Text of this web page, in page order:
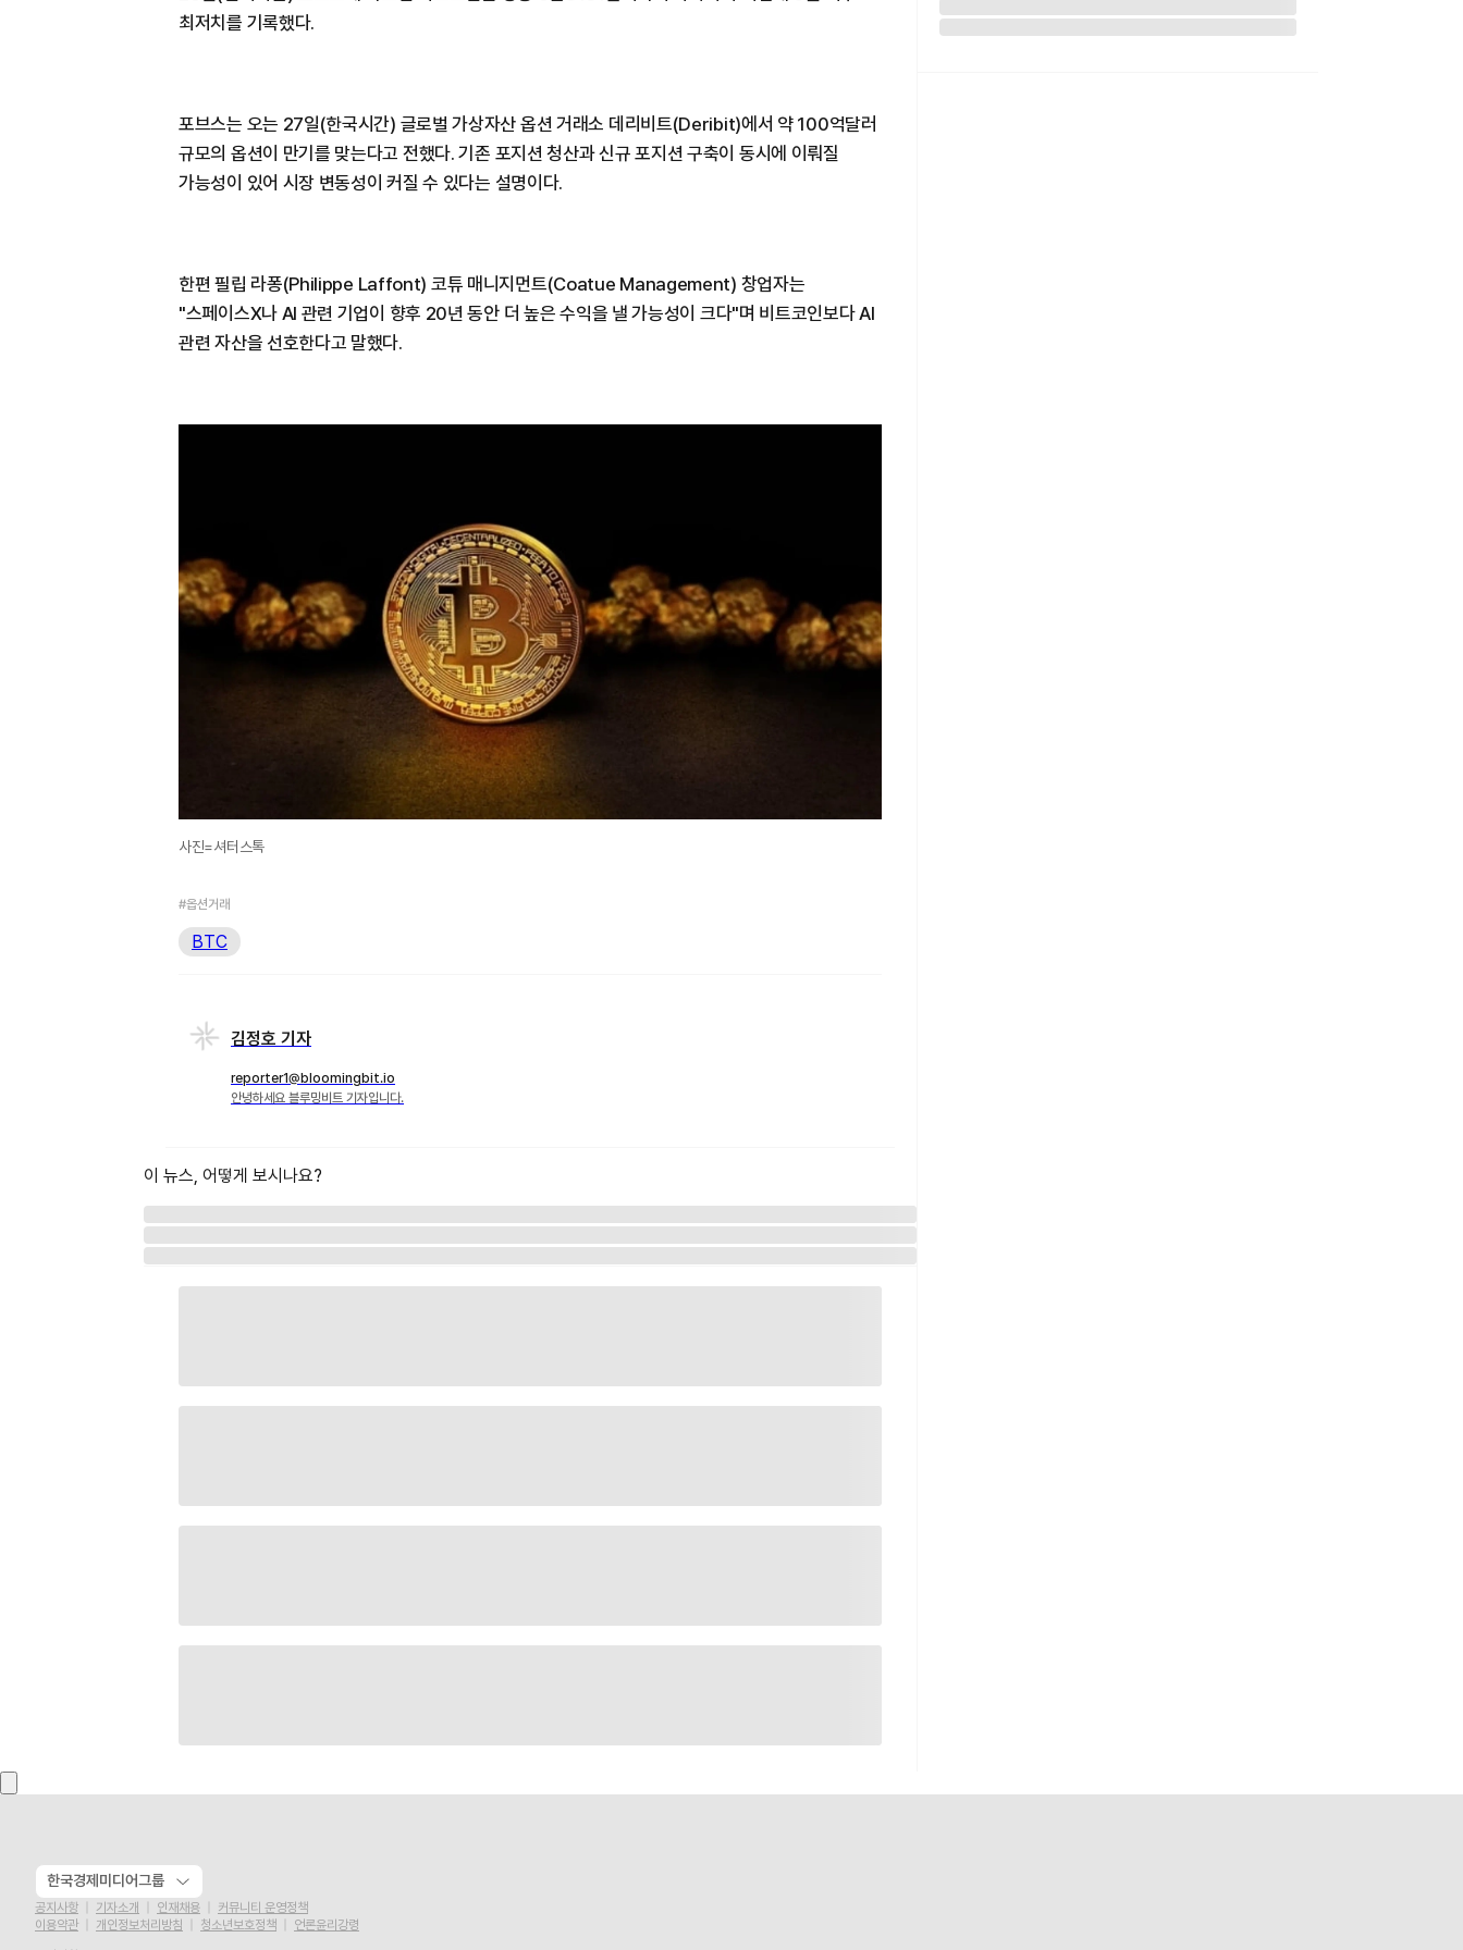
최저치를 기록했다.
포브스는 오는 27일(한국시간) 글로벌 가상자산 옵션 거래소 데리비트(Deribit)에서 약 100억달러
규모의 옵션이 만기를 맞는다고 전했다. 기존 포지션 청산과 신규 포지션 구축이 동시에 이뤄질
가능성이 있어 시장 변동성이 커질 수 있다는 설명이다.
한편 필립 라퐁(Philippe Laffont) 코튜 매니지먼트(Coatue Management) 창업자는
"스페이스X나 AI 관련 기업이 향후 20년 동안 더 높은 수익을 낼 가능성이 크다"며 비트코인보다 AI
관련 자산을 선호한다고 말했다.
사진=셔터스톡
#옵션거래
BTC
김정호 기자
reporter1@bloomingbit.io
안녕하세요 블루밍비트 기자입니다.
이 뉴스, 어떻게 보시나요?
한국경제미디어그룹
공지사항 기자소개 인재채용
커뮤니티 운영정책
이용약관
개인정보처리방침 청소년보호정책
언론윤리강령